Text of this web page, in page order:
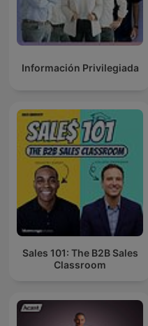
Información Privilegiada
Sales 101: The B2B Sales
Classroom